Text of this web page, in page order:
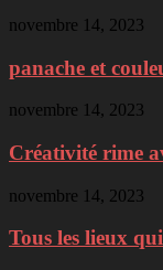
novembre 14, 2023
panache et
novembre 14, 2023
Créativité rime
novembre 14, 2023
Tous les lieux